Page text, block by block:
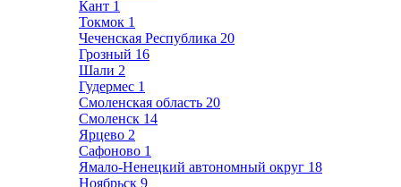
Кант 1
Токмок 1
Чеченская Республика 20
Грозный 16
Шали 2
Гудермес 1
Смоленская область 20
Смоленск 14
Ярцево 2
Сафоново 1
Ямало-Ненецкий автономный округ 18
Ноябрьск 9